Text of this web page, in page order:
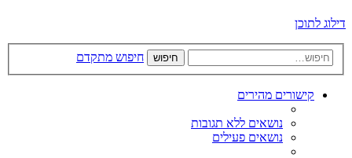
דילוג לתוכן
חיפוש חיפוש מתקדם
קישורים מהירים
נושאים ללא תגובות
נושאים פעילים